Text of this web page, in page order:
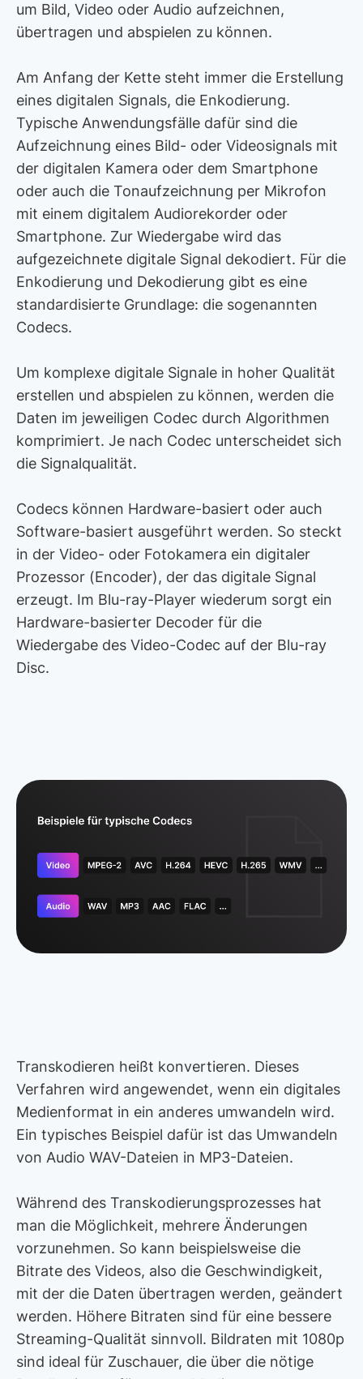
um Bild, Video oder Audio aufzeichnen,
übertragen und abspielen zu können.
Am Anfang der Kette steht immer die Erstellung
eines digitalen Signals, die Enkodierung.
Typische Anwendungsfälle dafür sind die
Aufzeichnung eines Bild- oder Videosignals mit
der digitalen Kamera oder dem Smartphone
oder auch die Tonaufzeichnung per Mikrofon
mit einem digitalem Audiorekorder oder
Smartphone. Zur Wiedergabe wird das
aufgezeichnete digitale Signal dekodiert. Für die
Enkodierung und Dekodierung gibt es eine
standardisierte Grundlage: die sogenannten
Codecs.
Um komplexe digitale Signale in hoher Qualität
erstellen und abspielen zu können, werden die
Daten im jeweiligen Codec durch Algorithmen
komprimiert. Je nach Codec unterscheidet sich
die Signalqualität.
Codecs können Hardware-basiert oder auch
Software-basiert ausgeführt werden. So steckt
in der Video- oder Fotokamera ein digitaler
Prozessor (Encoder), der das digitale Signal
erzeugt. Im Blu-ray-Player wiederum sorgt ein
Hardware-basierter Decoder für die
Wiedergabe des Video-Codec auf der Blu-ray
Disc.
Transkodieren heißt konvertieren. Dieses
Verfahren wird angewendet, wenn ein digitales
Medienformat in ein anderes umwandeln wird.
Ein typisches Beispiel dafür ist das Umwandeln
von Audio WAV-Dateien in MP3-Dateien.
Während des Transkodierungsprozesses hat
man die Möglichkeit, mehrere Änderungen
vorzunehmen. So kann beispielsweise die
Bitrate des Videos, also die Geschwindigkeit,
mit der die Daten übertragen werden, geändert
werden. Höhere Bitraten sind für eine bessere
Streaming-Qualität sinnvoll. Bildraten mit 1080p
sind ideal für Zuschauer, die über die nötige